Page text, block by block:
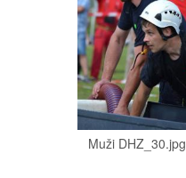
Muži DHZ_30.jpg